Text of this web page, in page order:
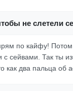
не слетели
по кайфу! Потом
сейвами. Так ты
как два пальца об